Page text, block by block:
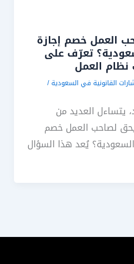
العمل خصم إجازة
تعرّف على
العمل
القانونية في السعودية /
يتساءل العديد من
لصاحب العمل خصم
يُعد هذا السؤال